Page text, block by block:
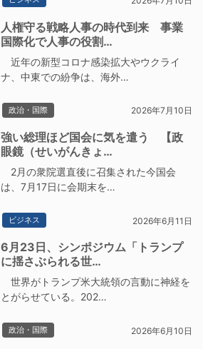
人権守る戦略人事の時代到来 事業
国際化で人事の役割…
近年の新型コロナ感染拡大やウクライ
ナ、中東での紛争は、海外…
政治・国際 2026年7月10日
強い総理ほど国会に気を遣う 【政
眼鏡（せいがんきょ…
2月の衆院選直後に召集された今国会
は、7月17日に会期末を…
ビジネス 2026年6月11日
6月23日、シンポジウム「トランプ
に揺さぶられる世…
世界がトランプ米大統領の言動に神経を
とがらせている。202…
政治・国際 2026年6月10日